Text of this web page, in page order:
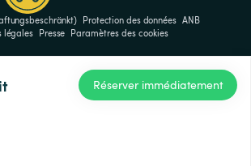
Réserver immédiatement
Protection des données ANB
légales
Presse Paramètres des cookies